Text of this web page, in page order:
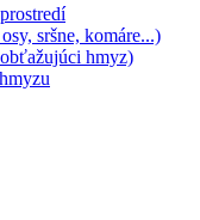
sršne, komáre...)
hmyz)